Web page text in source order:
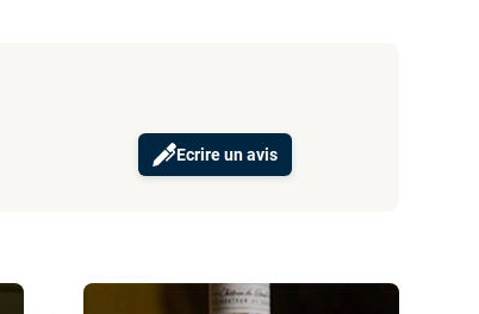
Ecrire un avis